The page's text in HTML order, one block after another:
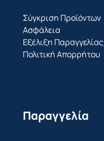
Σύγκριση Προϊόντων
Ασφάλεια
Εξέλιξη Παραγγελίας
Πολιτική Απορρήτου
Παραγγελία